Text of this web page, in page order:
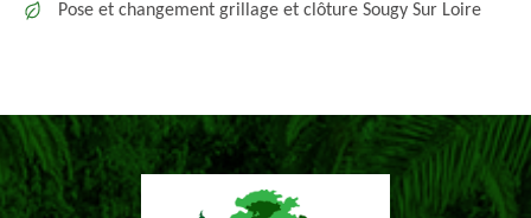
Pose et changement grillage et clôture Sougy Sur Loire